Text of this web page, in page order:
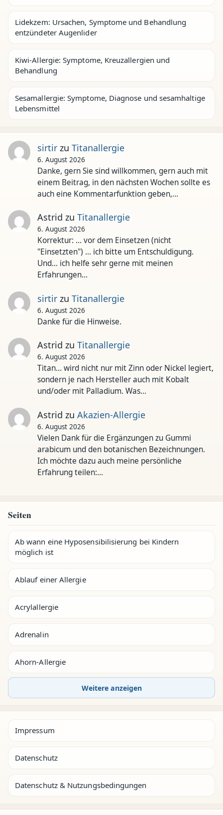
Lidekzem: Ursachen, Symptome und Behandlung
entzündeter Augenlider
Kiwi-Allergie: Symptome, Kreuzallergien und
Behandlung
Sesamallergie: Symptome, Diagnose und sesamhaltige
Lebensmittel
sirtirzu Titanallergie
6. August 2026
Danke, gern Sie sind willkommen, gern auch mit
einem Beitrag, in den nächsten Wochen sollte es
auch eine Kommentarfunktion geben,…
Astrid zu Titanallergie
6. August 2026
Korrektur: ... vor dem Einsetzen (nicht
"Einsetzten") ... ich bitte um Entschuldigung.
Und... ich helfe sehr gerne mit meinen
Erfahrungen…
sirtirzu Titanallergie
6. August 2026
Danke für die Hinweise.
Astrid zu Titanallergie
6. August 2026
Titan... wird nicht nur mit Zinn oder Nickel legiert,
sondern je nach Hersteller auch mit Kobalt
und/oder mit Palladium. Was…
Astrid zu Akazien-Allergie
6. August 2026
Vielen Dank für die Ergänzungen zu Gummi
arabicum und den botanischen Bezeichnungen.
Ich möchte dazu auch meine persönliche
Erfahrung teilen:…
Seiten
Ab wann eine Hyposensibilisierung bei Kindern
möglich ist
Ablauf einer Allergie
Acrylallergie
Adrenalin
Ahorn-Allergie
Weitere anzeigen
Impressum
Datenschutz
Datenschutz & Nutzungsbedingungen